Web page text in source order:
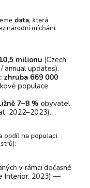
data, která
míchání.
milionu (Czech
annual updates).
zhruba 669 000
populace
7–8 % obyvatel
2022–2023).
podíl na populaci
v rámci dočasné
Interior, 2023) —